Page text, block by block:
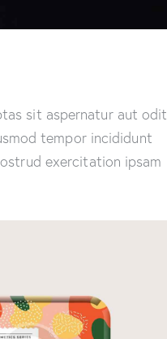
sit aspernatur aut odit
tempor incididunt
exercitation ipsam